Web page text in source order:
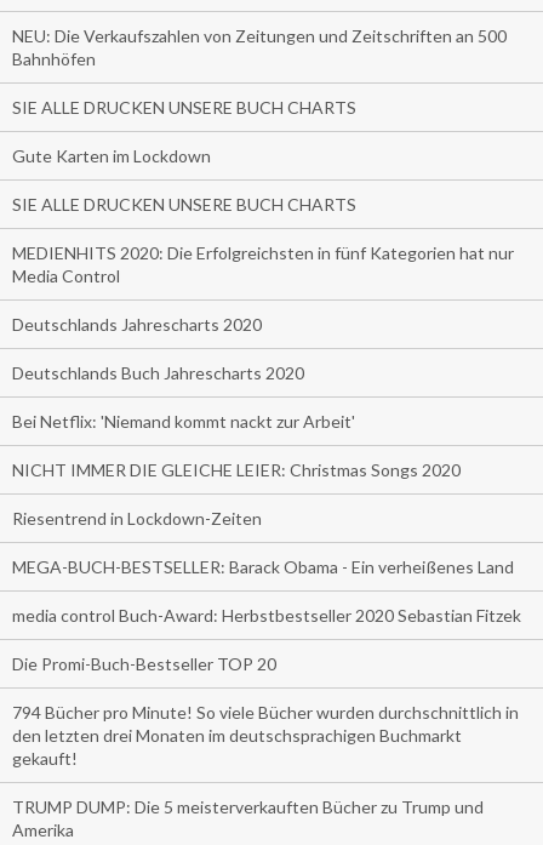
NEU: Die Verkaufszahlen von Zeitungen und Zeitschriften an 500
Bahnhöfen
SIE ALLE DRUCKEN UNSERE BUCH CHARTS
Gute Karten im Lockdown
SIE ALLE DRUCKEN UNSERE BUCH CHARTS
MEDIENHITS 2020: Die Erfolgreichsten in fünf Kategorien hat nur
Media Control
Deutschlands Jahrescharts 2020
Deutschlands Buch Jahrescharts 2020
Bei Netflix: 'Niemand kommt nackt zur Arbeit'
NICHT IMMER DIE GLEICHE LEIER: Christmas Songs 2020
Riesentrend in Lockdown-Zeiten
MEGA-BUCH-BESTSELLER: Barack Obama - Ein verheißenes Land
media control Buch-Award: Herbstbestseller 2020 Sebastian Fitzek
Die Promi-Buch-Bestseller TOP 20
794 Bücher pro Minute! So viele Bücher wurden durchschnittlich in
den letzten drei Monaten im deutschsprachigen Buchmarkt
gekauft!
TRUMP DUMP: Die 5 meisterverkauften Bücher zu Trump und
Amerika